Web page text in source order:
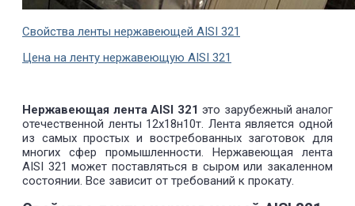
Свойства ленты нержавеющей AISI 321
Цена на ленту нержавеющую AISI 321
Нержавеющая лента AISI 321 это зарубежный аналог
отечественной ленты 12х18н10т. Лента является одной
из самых простых и востребованных заготовок для
многих сфер промышленности. Нержавеющая лента
AISI 321 может поставляться в сыром или закаленном
состоянии. Все зависит от требований к прокату.